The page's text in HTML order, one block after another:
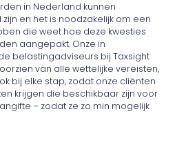
in Nederland kunnen
en het is noodzakelijk om een
die weet hoe deze kwesties
aangepakt. Onze in
belastingadviseurs bij Taxsight
van alle wettelijke vereisten,
bij elke stap, zodat onze cliënten
krijgen die beschikbaar zijn voor
– zodat ze zo min mogelijk